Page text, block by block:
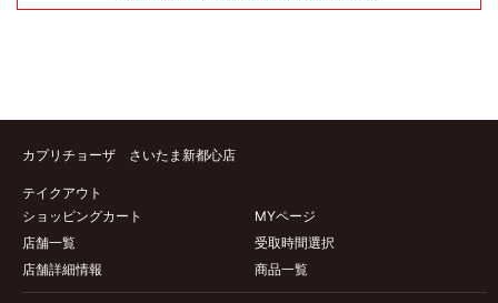
カプリチョーザ さいたま新都心店
テイクアウト
ショッピングカート
受取時間選択
商品一覧
店舗一覧
店舗詳細情報
MYページ